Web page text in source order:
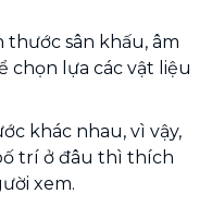
sân khấu, âm
chọn lựa các vật liệu
khác nhau, vì vậy,
trí ở đâu thì thích
xem.